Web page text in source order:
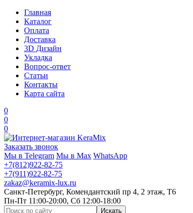
Главная
Каталог
Оплата
Доставка
3D Дизайн
Укладка
Вопрос-ответ
Статьи
Контакты
Карта сайта
0
0
0
Заказать звонок
Мы в Telegram Мы в Max WhatsApp
+7(812)922-82-75
+7(911)922-82-75
zakaz@keramix-lux.ru
Санкт-Петербург, Комендантский пр 4, 2 этаж, Т6
Пн-Пт 11:00-20:00, Сб 12:00-18:00